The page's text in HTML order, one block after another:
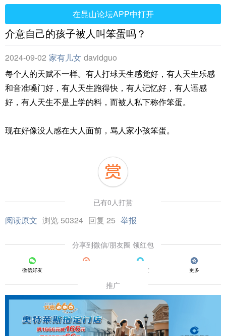
在昆山论坛APP中打开
介意自己的孩子被人叫笨蛋吗？
2024-09-02 家有儿女 davidguo
每个人的天赋不一样。有人打球天生感觉好，有人天生乐感
和音准嗓门好，有人天生跑得快，有人记忆好，有人语感
好，有人天生不是上学的料，而被人私下称作笨蛋。
现在好像没人感在大人面前，骂人家小孩笨蛋。
已有0人打赏
阅读原文 浏览 50324 回复 25 举报
分享到微信/朋友圈 领红包
微信好友 QQ好友 更多
推广